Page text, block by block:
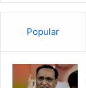
Popular